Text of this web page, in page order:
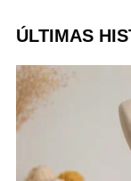
ÚLTIMAS